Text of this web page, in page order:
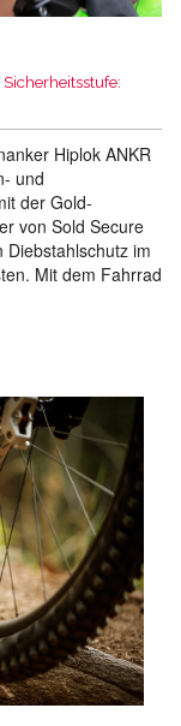
Hiplok ANKR
und
der Gold-
von Sold Secure
im
Mit dem Fahrrad